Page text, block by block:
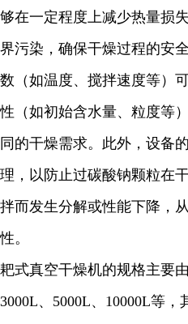
够在一定程度上减少热量损
界污染，确保干燥过程的安
数（如温度、搅拌速度等）
性（如初始含水量、粒度等
同的干燥需求。此外，设备
理，以防止过碳酸钠颗粒在
拌而发生分解或性能下降，
性。
耙式真空干燥机的规格主要由
3000L、 5000L、 10000L等，